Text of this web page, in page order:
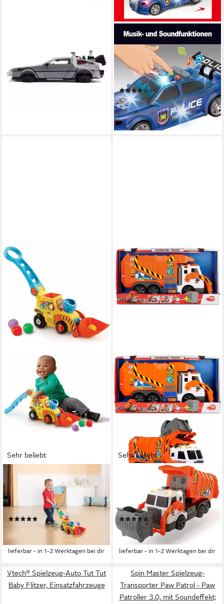
39,99 €
lieferbar in 2 Wochen
ESUN
Spielzeug-Auto Auto
Spielzeug, Spielzeugauto,
(Set), 1:16 Spielzeugauto mit
Licht und Sound, Aufziehauto
(1)
20,88 € UVP 35,99 €
-42%
lieferbar - in 2-3 Werktagen bei dir
Sehr beliebt
VTECH®
Spielzeug-Bagger VTechBaby,
Ballspaß Bagger, zum
Schieben
(124)
ab 30,19 € UVP34,99 €
-14%
lieferbar - in 1-2 Werktagen bei dir
Sehr beliebt
Spielzeug-Müllwagen Action
Series Garbage Truck, mit
Licht und Sound
(63)
26,27 € UVP36,99 €
-29%
lieferbar - in 1-2 Werktagen bei dir
Vtech® Spielzeug-Auto Tut Tut
Baby Flitzer, Einsatzfahrzeuge
Spin Master Spielzeug-
Transporter Paw Patrol - Paw
Patroller 3.0, mit Soundeffekt;